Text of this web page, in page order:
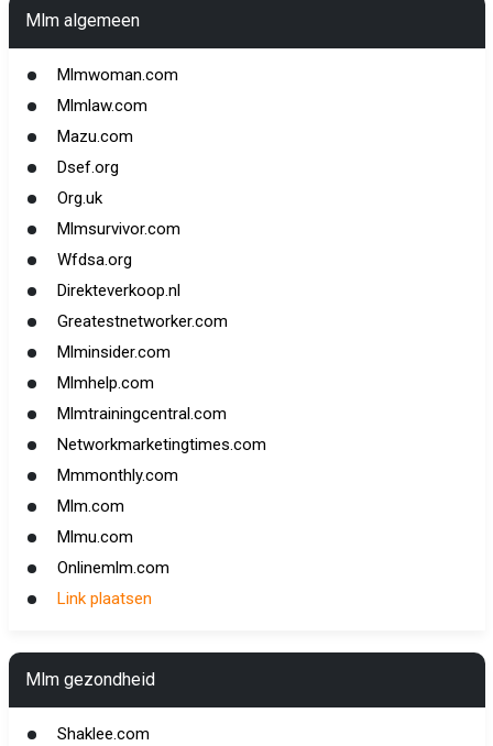
Mlm algemeen
Mlmwoman.com
Mlmlaw.com
Mazu.com
Dsef.org
Org.uk
Mlmsurvivor.com
Wfdsa.org
Direkteverkoop.nl
Greatestnetworker.com
Mlminsider.com
Mlmhelp.com
Mlmtrainingcentral.com
Networkmarketingtimes.com
Mmmonthly.com
Mlm.com
Mlmu.com
Onlinemlm.com
Link plaatsen
Mlm gezondheid
Shaklee.com